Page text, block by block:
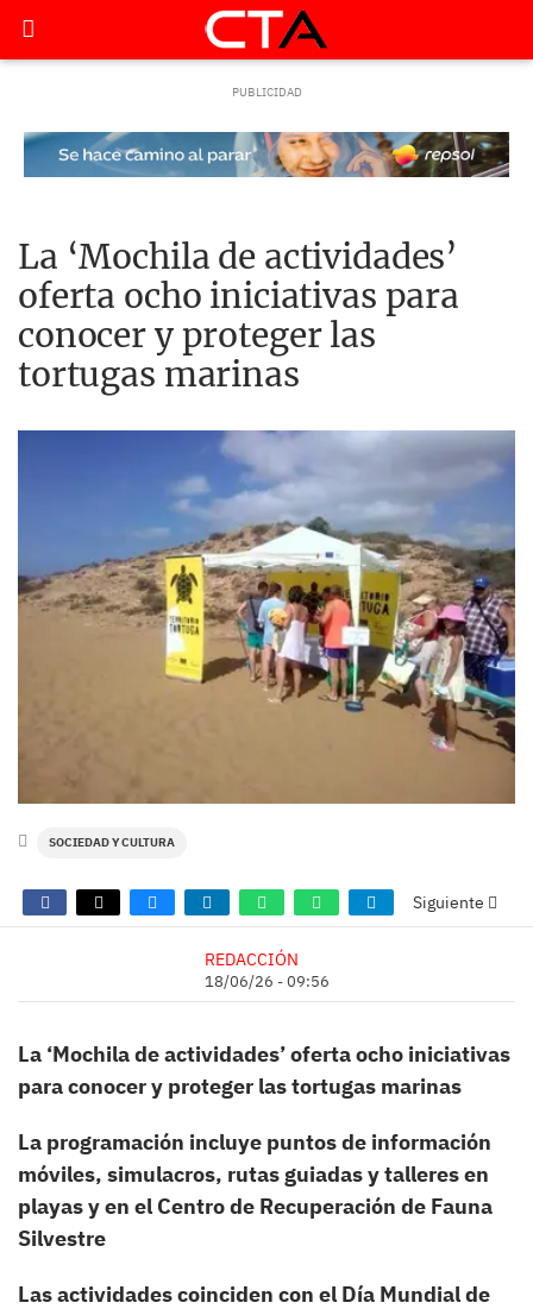
La ‘Mochila de actividades’
oferta ocho iniciativas para
conocer y proteger las
tortugas marinas
SOCIEDAD Y CULTURA
Siguiente
REDACCIÓN
18/06/26 - 09:56
La ‘Mochila de actividades’ oferta ocho iniciativas
para conocer y proteger las tortugas marinas
La programación incluye puntos de información
móviles, simulacros, rutas guiadas y talleres en
playas y en el Centro de Recuperación de Fauna
Silvestre
Lasactividades coinciden con el Día Mundial de